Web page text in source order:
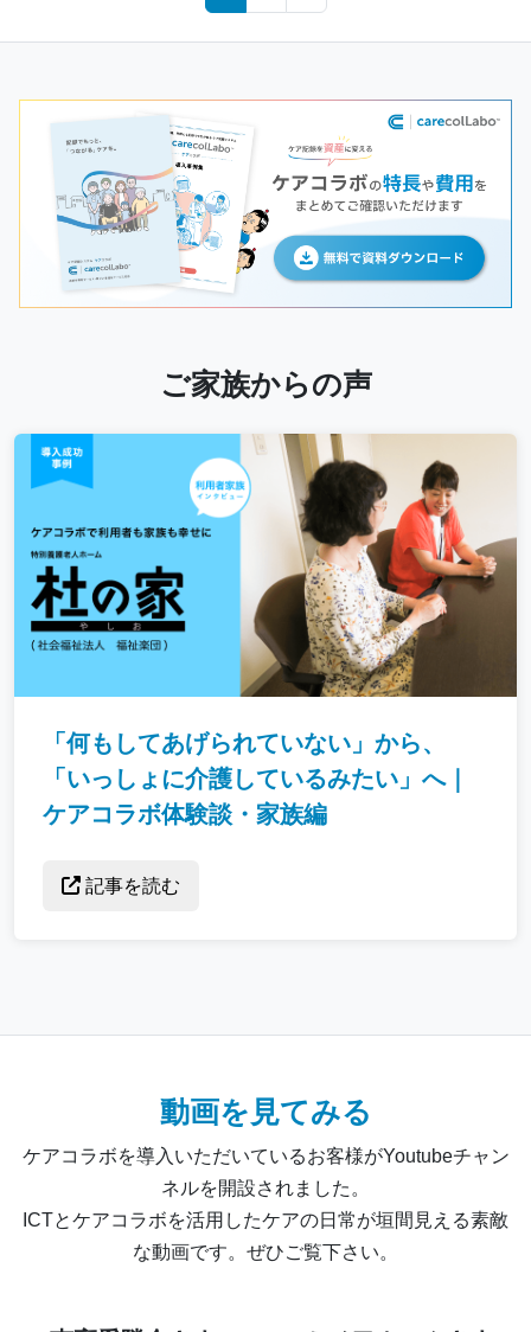
ご家族からの声
「何もしてあげられていない」から、
「いっしょに介護しているみたい」へ｜
ケアコラボ体験談・家族編
記事を読む
動画を見てみる
ケアコラボを導入いただいているお客様がYoutubeチャン
ネルを開設されました。
ICTとケアコラボを活用したケアの日常が垣間見える素敵
な動画です。ぜひご覧下さい。